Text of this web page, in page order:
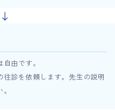
由です。
診を依頼します。先生の説明